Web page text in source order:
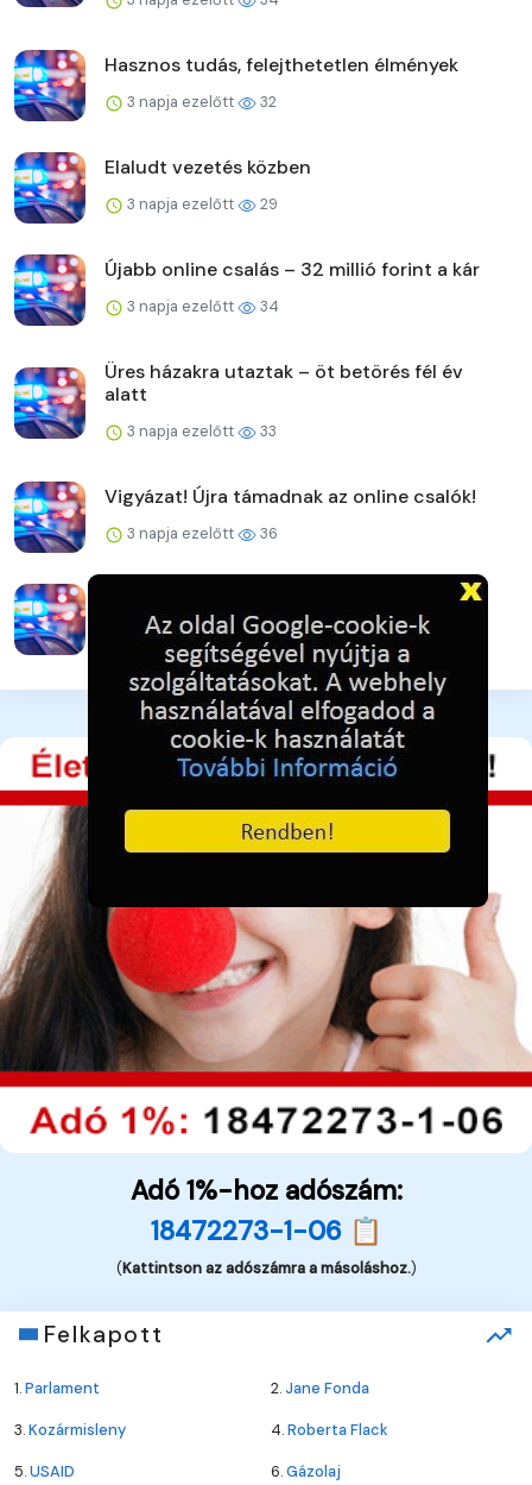
Hasznos tudás, felejthetetlen élmények
3 napja ezelőtt 32
Elaludt vezetés közben
3 napja ezelőtt 29
Újabb online csalás – 32 millió forint a kár
3 napja ezelőtt 34
Üres házakra utaztak – öt betörés fél év
alatt
3 napja ezelőtt 33
Vigyázat! Újra támadnak az online csalók!
3 napja ezelőtt 36
3 napja ezelőtt 34
Adó 1%-hoz adószám:
18472273-1-06 📋
(Kattintson az adószámra a másoláshoz.)
Felkapott
1.Parlament 2.Jane Fonda
3.Kozármisleny 4.Roberta Flack
5.USAID 6.Gázolaj